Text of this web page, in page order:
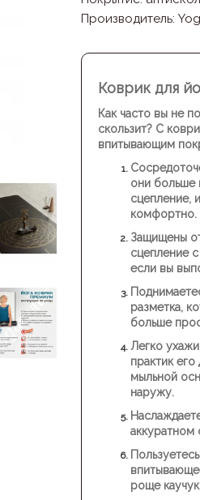
Производитель:
Коврик для
Как часто вы не
скользит? С
впитывающим
они больше
сцепление,
комфортно.
Защищены
сцепление
если вы
разметка,
больше
Легко
практик
мыльной
наружу.
аккуратном
роще